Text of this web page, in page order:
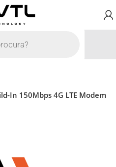
In 150Mbps 4G LTE Modem